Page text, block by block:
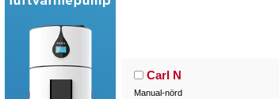
Carl N
Manual-nörd